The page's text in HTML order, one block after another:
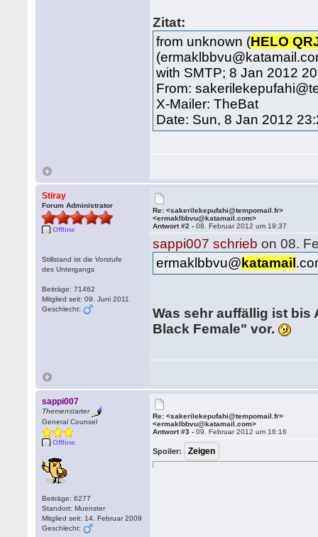
Zitat:
from unknown (HELO
with SMTP; 8 Jan 2012
From:
X-Mailer: TheBat
Date: Sun, 8 Jan 2012
Stiray
Forum Administrator
Offline
Stillstand ist die Vorstufe
des Untergangs
Beiträge: 71462
Mitglied seit: 09. Juni 2011
Geschlecht:
Re: <sakerilekepufahi@tempomail.fr>
<ermaklbbvu@katamail.com>
Antwort #2 -08. Februar 2012 um 19:37
sappi007 schrieb on 08.
ermaklbbvu@ katamail
Was sehr auffällig ist bis
Black Female" vor.
sappi007
Themenstarter
General Counsel
Offline
Beiträge: 6277
Standort: Muenster
Mitglied seit: 14. Februar 2009
Geschlecht:
Re: <sakerilekepufahi@tempomail.fr>
<ermaklbbvu@katamail.com>
Antwort #3 -09. Februar 2012 um 16:16
Spoiler: